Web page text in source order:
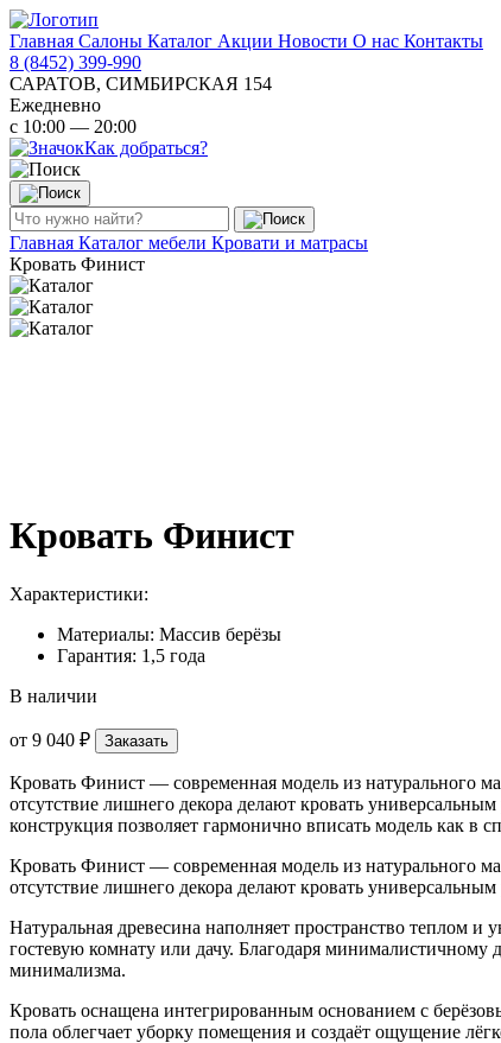
Главная Салоны Каталог Акции Новости О нас Контакты
8 (8452) 399-990
САРАТОВ, СИМБИРСКАЯ 154
Ежедневно
с 10:00 — 20:00
Как добраться?
Главная Каталог мебели Кровати и матрасы
Кровать Финист
Кровать Финист
Характеристики:
Материалы: Массив берёзы
Гарантия: 1,5 года
В наличии
от 9 040 ₽ Заказать
Кровать Финист — современная модель из натурального
отсутствие лишнего декора делают кровать
конструкция позволяет гармонично вписать модель как
Кровать Финист — современная модель из натурального
отсутствие лишнего декора делают кровать
Натуральная древесина наполняет пространство теплом
гостевую комнату или дачу. Благодаря минималистичному
минимализма.
Кровать оснащена интегрированным основанием с
пола облегчает уборку помещения и создаёт ощущение